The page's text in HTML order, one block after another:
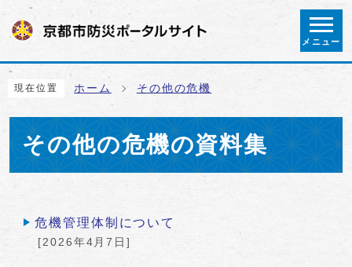
ページの先頭です
メニュー
ここから本文です
現在位置 ホーム その他の危機
その他の危機の資料集
メインメニュー
危機管理体制について
[2026年4月7日]